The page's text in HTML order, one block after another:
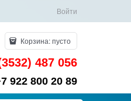
Войти
Корзина:пусто
487 056
922 800 20 89